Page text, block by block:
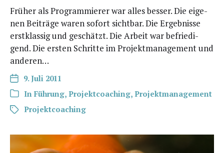
Frü­her als Pro­gram­mie­rer war alles bes­ser. Die eige­
nen Bei­trä­ge waren sofort sicht­bar. Die Ergeb­nis­se
erst­klas­sig und geschätzt. Die Arbeit war befrie­di­
gend. Die ers­ten Schrit­te im Pro­jekt­ma­nage­ment und
anderen…
9. Juli 2011
In Führung, Projektcoaching, Projektmanagement
Projektcoaching